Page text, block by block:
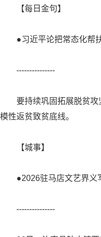
【每日金句】
●习近平论把常态化帮
---------------
要持续巩固拓展脱贫
模性返贫致贫底线。
【城事】
●2026驻马店文艺界义
---------------